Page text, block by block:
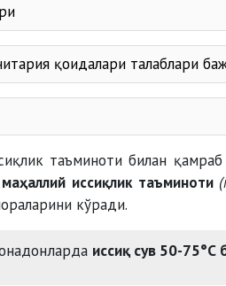
20оС
камида 18оС
қоидалари талаблари
таъсирининг
8оС юқори
таъминоти билан
маҳаллий иссиқлик таъминоти
кўради.
иссиқ сув 50-75°С